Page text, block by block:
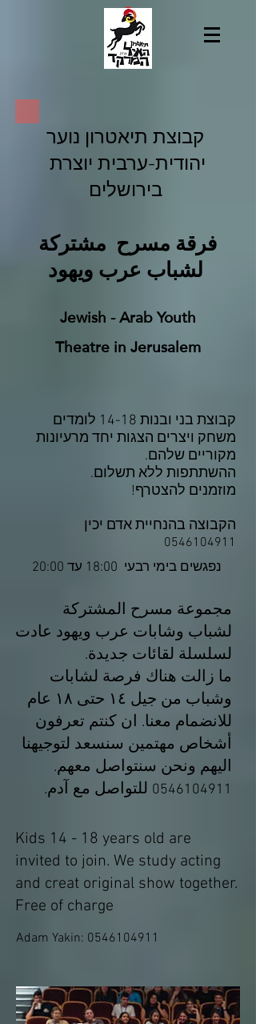
קבוצת תיאטרון נוער
יהודית-ערבית יוצרת
בירושלים
فرقة مسرح مشتركة
Jewish - Arab Youth
Theatre in Jerusalem
קבוצת בני ובנות 14-18 לומדים
משחק ויצרים הצגות יחד מרעיונות
מקוריים שלהם.
ההשתתפות ללא תשלום.
מוזמנים להצטרף!
הקבוצה בהנחיית אדם יכין
0546104911
مجموعة مسرح المشتركة
لشباب وشابات عرب ويهود عادت
لسلسلة لقائات جديدة.
ما زالت هناك فرصة لشابات
وشباب من جيل ١٤ حتى ١٨ عام
للانضمام معنا. ان كنتم تعرفون
أشخاص مهتمين سنسعد لتوجيهنا
اليهم ونحن سنتواصل معهم.
0546104911 للتواصل مع آدم.
Kids 14 - 18 years old are
invited to join. We study acting
and creat original show together.
Free of charge
Adam Yakin: 0546104911